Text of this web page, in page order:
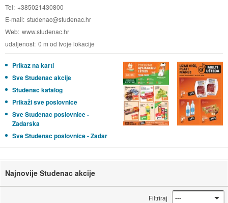
Tel +385021430800
E-mail studenac@studenac.hr
Web www.studenac.hr
udaljenost 0 m od tvoje lokacije
Prikaz na karti
Sve Studenac akcije
Studenac katalog
Prikaži sve poslovnice
Sve Studenac poslovnice -
Zadarska
Sve Studenac poslovnice - Zadar
Najnovije Studenac akcije
Filtriraj